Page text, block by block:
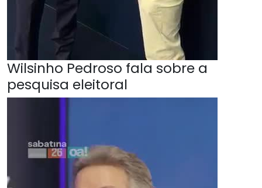
Wilsinho Pedroso fala sobre a
pesquisa eleitoral